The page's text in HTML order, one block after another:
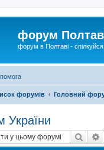
форум
форум в Полтаві -
форумів Головний
України
Пошук